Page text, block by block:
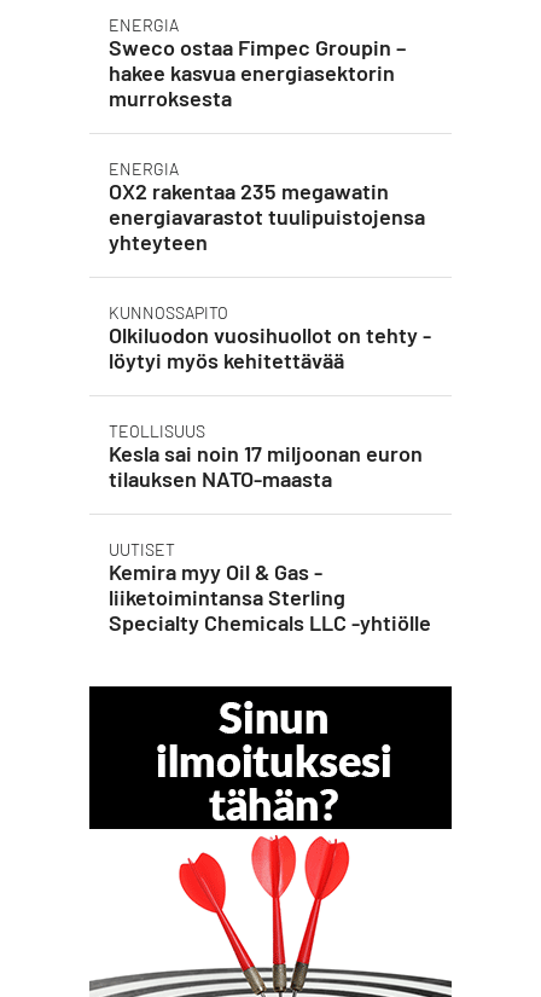
ENERGIA
Sweco ostaa Fimpec Groupin –
hakee kasvua energiasektorin
murroksesta
ENERGIA
OX2 rakentaa 235 megawatin
energiavarastot tuulipuistojensa
yhteyteen
KUNNOSSAPITO
Olkiluodon vuosihuollot on tehty -
löytyi myös kehitettävää
TEOLLISUUS
Kesla sai noin 17 miljoonan euron
tilauksen NATO-maasta
UUTISET
Kemira myy Oil & Gas -
liiketoimintansa Sterling
Specialty Chemicals LLC -yhtiölle